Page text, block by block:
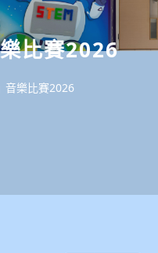
比賽2026
音樂比賽2026